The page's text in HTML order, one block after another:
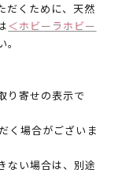
だくために、天然
＜ホビーラホビー
り寄せの表示で
く場合がございま
ない場合は、別途